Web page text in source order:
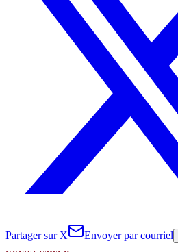
Partager sur X Envoyer par courriel